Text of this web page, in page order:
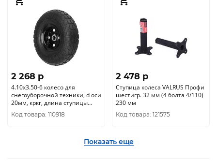
2 268 p
4.10х3.50-6 колесо для
снегоуборочной техники, d оси
20мм, кркг, длина ступицы
колеса 45мм (левое+правое,
пара)
Код товара: 110918
2 478 p
Ступица колеса VALRUS Профи
шестигр. 32 мм (4 болта 4/110)
230 мм
Код товара: 121575
Показать еще